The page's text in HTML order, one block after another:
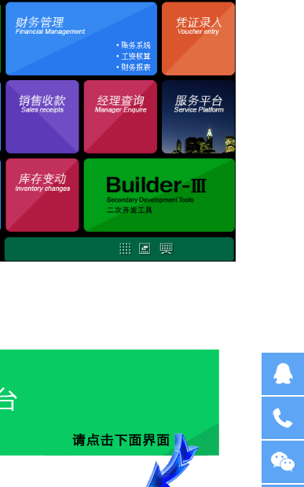
在线客
服
咨询电